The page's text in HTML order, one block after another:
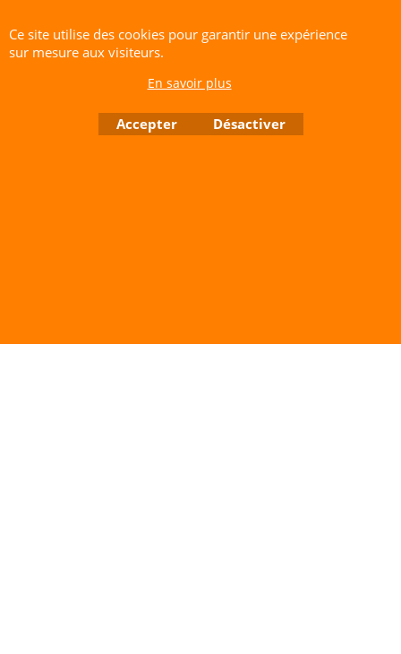
Évolutif.
Âge recommandé :
Fabricant :YoYoFactory.
Site de Vente Par Correspondance.
Ce site utilise des cookies pour garantir une expérience
sur mesure aux visiteurs.
En savoir plus
Accepter Désactiver